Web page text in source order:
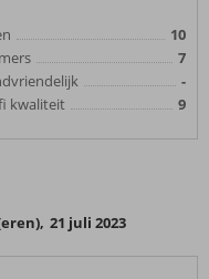
10
7
-
kwaliteit
9
, 21 juli 2023